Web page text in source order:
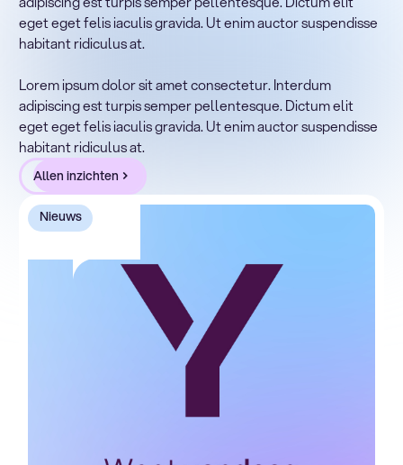
Heading
Lorem ipsum dolor sit amet, consectetur adipiscing elit.
Suspendisse varius enim in eros elementum tristique.
Duis cursus, mi quis viverra ornare, eros dolor interdum
nulla, ut commodo diam libero vitae erat. Aenean
faucibus nibh et justo cursus id rutrum lorem imperdiet.
Nunc ut sem vitae risus tristique posuere.
eget eget felis iaculis gravida. Ut enim auctor suspendisse
habitant ridiculus at.
Lorem ipsum dolor sit amet consectetur. Interdum
adipiscing est turpis semper pellentesque. Dictum elit
eget eget felis iaculis gravida. Ut enim auctor suspendisse
habitant ridiculus at.
Allen inzichten
Nieuws